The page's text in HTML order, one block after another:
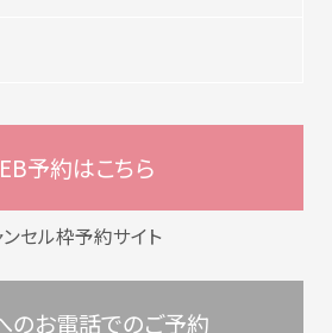
予約はこちら
セル枠予約サイト
のお電話でのご予約